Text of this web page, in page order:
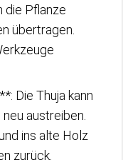
die Pflanze
übertragen.
Die Thuja kann
austreiben.
ins alte Holz
zurück.